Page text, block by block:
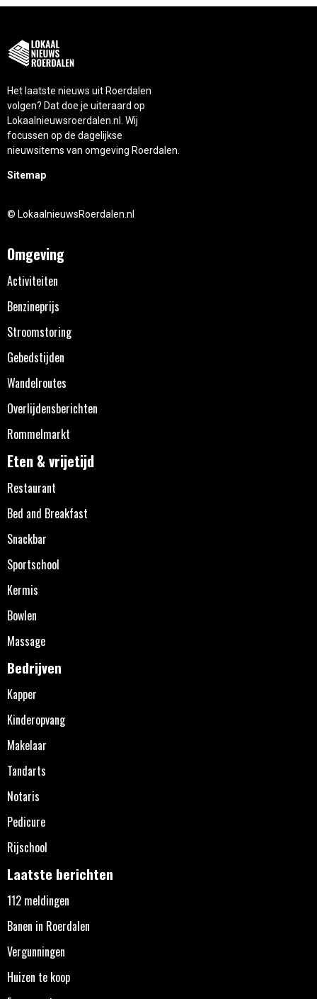
Het laatste nieuws uit Roerdalen
volgen? Dat doe je uiteraard op
Lokaalnieuwsroerdalen.nl. Wij
focussen op de dagelijkse
nieuwsitems van omgeving Roerdalen.
Sitemap
© LokaalnieuwsRoerdalen.nl
Omgeving
Activiteiten
Benzineprijs
Stroomstoring
Gebedstijden
Wandelroutes
Overlijdensberichten
Rommelmarkt
Eten & vrijetijd
Restaurant
Bed and Breakfast
Snackbar
Sportschool
Kermis
Bowlen
Massage
Bedrijven
Kapper
Kinderopvang
Makelaar
Tandarts
Notaris
Pedicure
Rijschool
Laatste berichten
112 meldingen
Banen in Roerdalen
Vergunningen
Huizen te koop